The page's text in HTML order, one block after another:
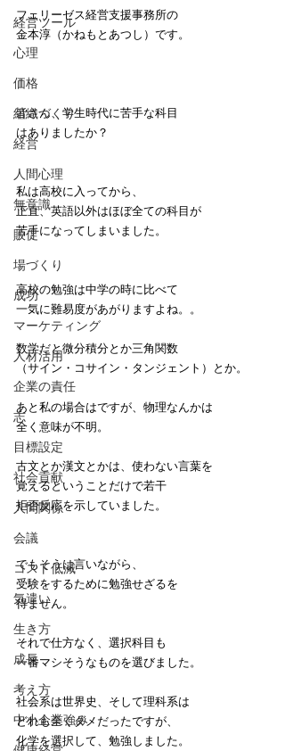
経営ツール
心理
価格
組織づくり
経営
人間心理
無意識
販促
場づくり
成功
マーケティング
人材活用
企業の責任
志
目標設定
社会貢献
人間関係
会議
コスト低減
気遣い
生き方
成長
考え方
中小企業強み
フェリーゼス経営支援事務所の
金本淳（かねもとあつし）です。
皆さん、学生時代に苦手な科目
はありましたか？
私は高校に入ってから、
正直、英語以外はほぼ全ての科目が
苦手になってしまいました。
高校の勉強は中学の時に比べて
一気に難易度があがりますよね。。
数学だと微分積分とか三角関数
（サイン・コサイン・タンジェント）とか。
あと私の場合はですが、物理なんかは
全く意味が不明。
古文とか漢文とかは、使わない言葉を
覚えるということだけで若干
拒否反応を示していました。
でもそうは言いながら、
受験をするために勉強せざるを
得ません。
それで仕方なく、選択科目も
一番マシそうなものを選びました。
社会系は世界史、そして理科系は
どれも全くダメだったですが、
化学を選択して、勉強しました。